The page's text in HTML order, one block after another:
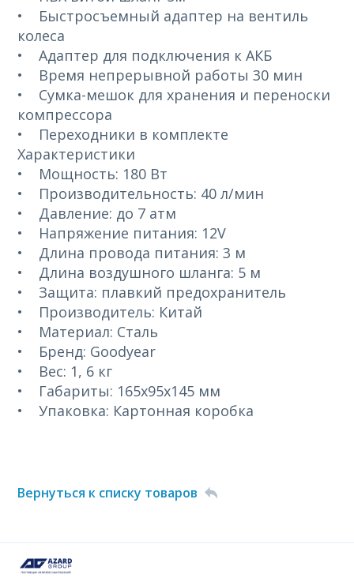
• Быстросъемный адаптер на вентиль
колеса
• Адаптер для подключения к АКБ
• Время непрерывной работы 30 мин
• Сумка-мешок для хранения и переноски
компрессора
• Переходники в комплекте
Характеристики
• Мощность: 180 Вт
• Производительность: 40 л/мин
• Давление: до 7 атм
• Напряжение питания: 12V
• Длина провода питания: 3 м
• Длина воздушного шланга: 5 м
• Защита: плавкий предохранитель
• Производитель: Китай
• Материал: Сталь
• Бренд: Goodyear
• Вес: 1, 6 кг
• Габариты: 165х95х145 мм
• Упаковка: Картонная коробка
Вернуться к списку товаров